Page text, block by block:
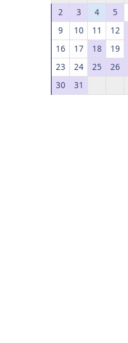
2
3 4 5
9
10 11 12
16
17 18 19
23
24 25 26
30
31